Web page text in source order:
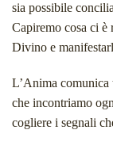
sia possibile
Capiremo cosa ci è
Divino e
L’Anima comunica
che incontriamo
cogliere i segnali